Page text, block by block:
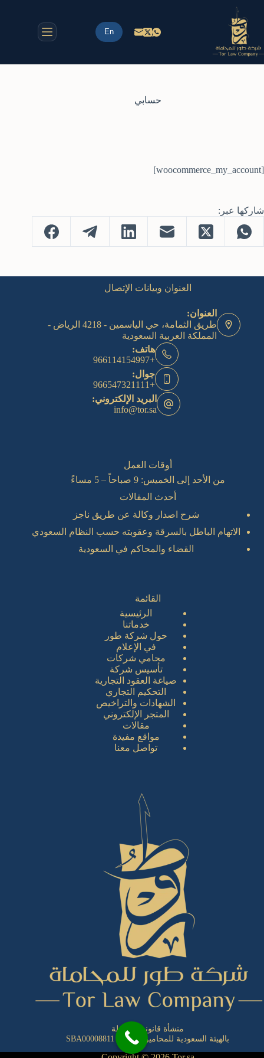
المحتوى
En
حسابي
[woocommerce_my_account]
شاركها عبر:
العنوان وبيانات الإتصال
العنوان:
طريق الثمامة، حي الياسمين - 4218 الرياض -
المملكة العربية السعودية
هاتف:
+966114154997
جوال:
+966547321111
البريد الإلكتروني:
info@tor.sa
أوقات العمل
من الأحد إلى الخميس: 9 صباحاً – 5 مساءً
أحدث المقالات
شرح اصدار وكالة عن طريق ناجز
الاتهام الباطل بالسرقة وعقوبته حسب النظام السعودي
القضاء والمحاكم في السعودية
القائمة
الرئيسية
خدماتنا
حول شركة طور
في الإعلام
محامي شركات
تأسيس شركة
صياغة العقود التجارية
التحكيم التجاري
الشهادات والتراخيص
المتجر الإلكتروني
مقالات
مواقع مفيدة
تواصل معنا
منشأة قانونية مسجلة
بالهيئة السعودية للمحامين بالرقم: SBA00008811